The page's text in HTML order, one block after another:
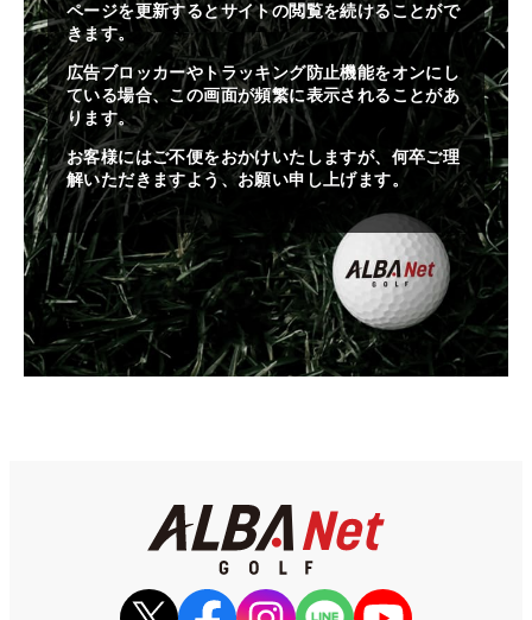
ページを更新するとサイトの閲覧を続けることがで
きます。
広告ブロッカーやトラッキング防止機能をオンにし
ている場合、この画面が頻繁に表示されることがあ
ります。
お客様にはご不便をおかけいたしますが、何卒ご理
解いただきますよう、お願い申し上げます。